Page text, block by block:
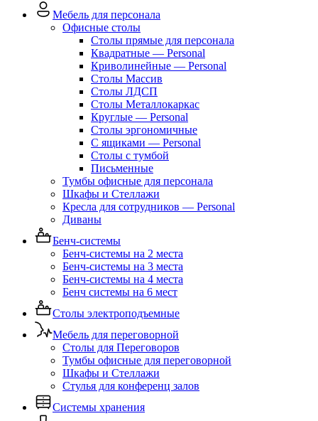
Мебель для персонала
Офисные столы
Столы прямые для персонала
Квадратные — Personal
Криволинейные — Personal
Столы Массив
Столы ЛДСП
Столы Металлокаркас
Круглые — Personal
Столы эргономичные
С ящиками — Personal
Столы с тумбой
Письменные
Тумбы офисные для персонала
Шкафы и Стеллажи
Кресла для сотрудников — Personal
Диваны
Бенч-системы
Бенч-системы на 2 места
Бенч-системы на 3 места
Бенч-системы на 4 места
Бенч системы на 6 мест
Столы электроподъемные
Мебель для переговорной
Столы для Переговоров
Тумбы офисные для переговорной
Шкафы и Стеллажи
Стулья для конференц залов
Системы хранения